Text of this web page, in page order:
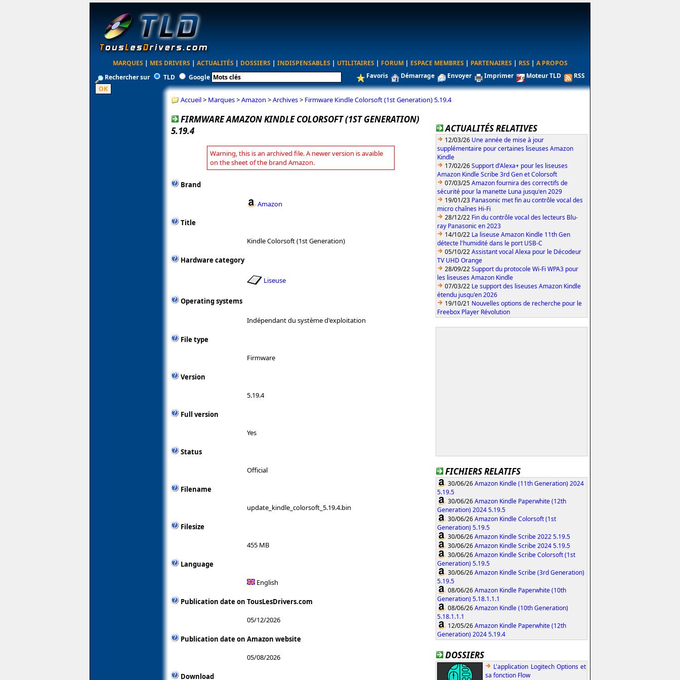
MARQUES | MES DRIVERS | ACTUALITÉS | DOSSIERS | INDISPENSABLES | UTILITAIRES | FORUM | ESPACE MEMBRES | PARTENAIRES | RSS | A PROPOS
Rechercher sur
TLD Google Favoris Démarrage Envoyer Imprimer Moteur TLD RSS
Accueil> Marques>Amazon >Archives> Firmware Kindle Colorsoft (1st Generation) 5.19.4
FIRMWARE AMAZON KINDLE COLORSOFT (1ST GENERATION)
5.19.4
Warning, this is an archived file. A newer version is avaible
on the sheet of the brand Amazon.
Brand
Amazon
Title
Kindle Colorsoft (1st Generation)
Hardware category
Liseuse
Operating systems
Indépendant du système d'exploitation
File type
Firmware
Version
5.19.4
Full version
Yes
Status
Official
Filename
update_kindle_colorsoft_5.19.4.bin
Filesize
455 MB
Language
English
Publication date on TousLesDrivers.com
05/12/2026
Publication date on Amazon website
05/08/2026
Download
ACTUALITÉS RELATIVES
12/03/26 Une année de mise à jour
supplémentaire pour certaines liseuses Amazon
Kindle
17/02/26Support d'Alexa+ pour les liseuses
Amazon Kindle Scribe 3rd Gen et Colorsoft
07/03/25Amazon fournira des correctifs de
sécurité pour la manette Luna jusqu'en 2029
19/01/23 Panasonic met fin au contrôle vocal des
micro chaînes Hi-Fi
28/12/22 Fin du contrôle vocal des lecteurs Blu-
ray Panasonic en 2023
14/10/22 La liseuse Amazon Kindle 11th Gen
détecte l'humidité dans le port USB-C
05/10/22Assistant vocal Alexa pour le Décodeur
TV UHD Orange
28/09/22Support du protocole Wi-Fi WPA3 pour
les liseuses Amazon Kindle
07/03/22 Le support des liseuses Amazon Kindle
étendu jusqu'en 2026
19/10/21 Nouvelles options de recherche pour le
Freebox Player Révolution
FICHIERS RELATIFS
30/06/26Amazon Kindle (11th Generation) 2024
5.19.5
30/06/26Amazon Kindle Paperwhite (12th
Generation) 2024 5.19.5
30/06/26Amazon Kindle Colorsoft (1st
Generation) 5.19.5
30/06/26Amazon Kindle Scribe 2022 5.19.5
30/06/26Amazon Kindle Scribe 2024 5.19.5
30/06/26Amazon Kindle Scribe Colorsoft (1st
Generation) 5.19.5
30/06/26Amazon Kindle Scribe (3rd Generation)
5.19.5
08/06/26Amazon Kindle Paperwhite (10th
Generation) 5.18.1.1.1
08/06/26Amazon Kindle (10th Generation)
5.18.1.1.1
12/05/26Amazon Kindle Paperwhite (12th
Generation) 2024 5.19.4
DOSSIERS
L'application Logitech Options et
sa fonction Flow